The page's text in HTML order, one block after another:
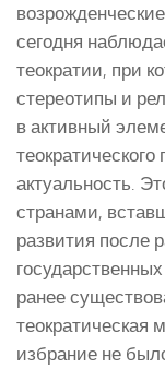
сегодня
теократии, при
стереотипы и
в активный
актуальность.
странами,
развития после
ранее
теократическая
избрание не